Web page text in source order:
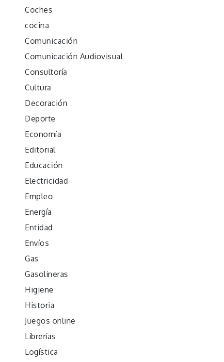
Coches
cocina
Comunicación
Comunicación Audiovisual
Consultoría
Cultura
Decoración
Deporte
Economía
Editorial
Educación
Electricidad
Empleo
Energía
Entidad
Envíos
Gas
Gasolineras
Higiene
Historia
Juegos online
Librerías
Logística